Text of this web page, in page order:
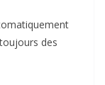
des